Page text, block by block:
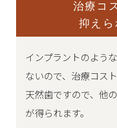
治療コ
抑えら
インプラントのよう
ないので、治療コス
天然歯ですので、他
が得られます。